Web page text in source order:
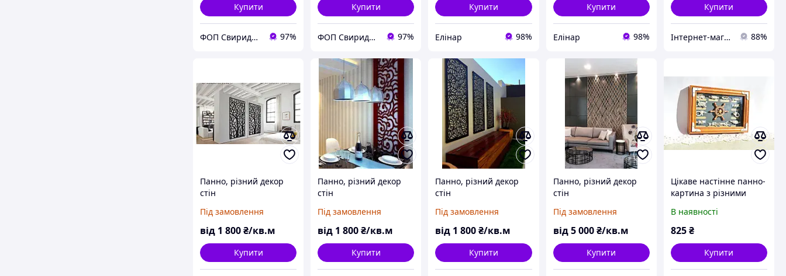
Купити
ФОП Свиридко Світлана Василівна (АртСтоун) 97%
Купити
ФОП Свиридко Світлана Василівна (АртСтоун) 97%
Купити
Елінар 98%
Купити
Елінар 98%
Купити
Інтернет-магазин "Love Home" 88%
Панно, різний декор
стін
Під замовлення
від 1 800₴/кв.м
Купити
Панно, різний декор
стін
Під замовлення
від 1 800₴/кв.м
Купити
Панно, різний декор
стін
Під замовлення
від 1 800₴/кв.м
Купити
Панно, різний декор
стін
Під замовлення
від 5 000 ₴/кв.м
Купити
Цікаве настінне панно-
картина з різними
вузлів з їх назвами.
В наявності
825₴
Купити